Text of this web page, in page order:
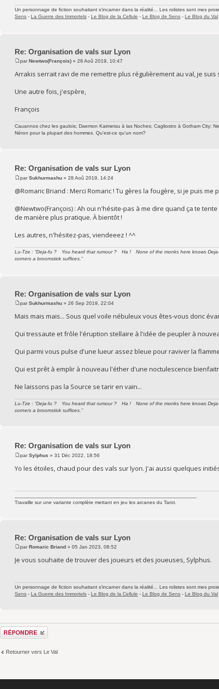
Un personnage de fiction souhaitant s'incarner dans la réalité... Les rolistes sont mes
Sens - La Guerre des Immortels - Le Blog de la Cellule - Le Blog de Sens - Le Blog du Val
Re: Organisation de vals sur Lyon
parNewtwo(François) » 28 Aoû 2019, 10:47
Arrakis serrait ravi de me remettre plus régulièrement au val, je
Une autre fois, j'espère,
François
Cauannos chez les gaulois; Daemon Kaimetsu à las Noches; Cagliostro à Gotham City;
Néron pour la plupart des hommes. Qu'est-ce qu'un nom?
Re: Organisation de vals sur Lyon
parSukhurmashu » 28 Aoû 2019, 14:24
@Romaric Briand : Merci Romaric ! Tu gères la fougère, si je puis me
@Newtwo(François) : Ah oui n'hésite-pas à me dire quand ça te
de manière plus pratique. À bientôt !
Les autres, n'hésitez-pas, viendeeez ! ^^
Lu-Tze : “Deja-fu ? You heard that rumour ? Ha ! None of the monks here knows
corners a broomstick suffices.”
Re: Organisation de vals sur Lyon
parSukhurmashu » 26 Sep 2019, 22:04
Mais mais mais... Sous quel voile nébuleux vous êtes-vous donc
Qui tressaute et frôle l'éruption stellaire à l'idée de peupler à
Qui parmi vous pulse d'une lueur assez bleue pour raviver la
Qui est prêt à emplir à nouveau l'éther d'une noctulescence
Ne laissons pas la Source se tarir en vain...
Lu-Tze : “Deja-fu ? You heard that rumour ? Ha ! None of the monks here knows
corners a broomstick suffices.”
Re: Organisation de vals sur Lyon
parSylphus » 31 Déc 2022, 18:56
Yo les étoiles, chaud pour des vals sur lyon. J'ai aussi quelques
Travaille sur une variante complète mettant en jeu les arcanes du Tarot.
Re: Organisation de vals sur Lyon
parRomaric Briand » 05 Jan 2023, 08:52
Je vous souhaite de trouver des joueurs et des joueuses, Sylphus.
Un personnage de fiction souhaitant s'incarner dans la réalité... Les rolistes sont mes
Sens - La Guerre des Immortels - Le Blog de la Cellule - Le Blog de Sens - Le Blog du Val
Répondre
Retourner vers Le Val